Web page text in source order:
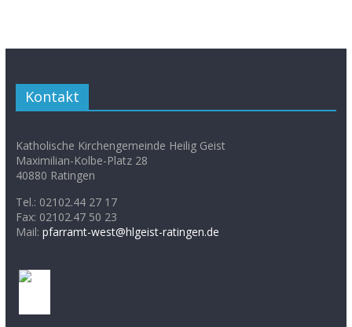
Kontakt
Katholische Kirchengemeinde Heilig Geist
Maximilian-Kolbe-Platz 28
40880 Ratingen
Tel.: 02102.44 27 17
Fax: 02102.47 50 23
Mail: pfarramt-west@hlgeist-ratingen.de